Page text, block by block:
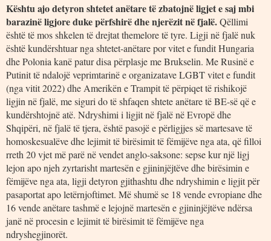
Kështu ajo detyron shtetet anëtare të zbatojnë ligjet e saj mbi
barazinë ligjore duke përfshirë dhe njerëzit në fjalë.Qëllimi
është të mos shkelen të drejtat themelore të tyre. Ligji në fjalë nuk
është kundërshtuar nga shtetet-anëtare por vitet e fundit Hungaria
dhe Polonia kanë patur disa përplasje me Brukselin. Me Rusinë e
Putinit të ndalojë veprimtarinë e organizatave LGBT vitet e fundit
(nga vitit 2022) dhe Amerikën e Trampit të përpiqet të rishikojë
ligjin në fjalë, me siguri do të shfaqen shtete anëtare të BE-së që e
kundërshtojnë atë. Ndryshimi i ligjit në fjalë në Evropë dhe
Shqipëri, në fjalë të tjera, është pasojë e përligjjes së martesave të
homoskesualëve dhe lejimit të birësimit të fëmijëve nga ata, që filloi
rreth 20 vjet më parë në vendet anglo-saksone: sepse kur një ligj
lejon apo njeh zyrtarisht martesën e gjininjëjtëve dhe birësimin e
fëmijëve nga ata, ligji detyron gjithashtu dhe ndryshimin e ligjit për
pasaportat apo letërnjoftimet. Më shumë se 18 vende evropiane dhe
16 vende anëtare tashmë e lejojnë martesën e gjininjëjtëve ndërsa
janë në procesin e lejimit të birësimit të fëmijëve nga
ndryshegjinorët.